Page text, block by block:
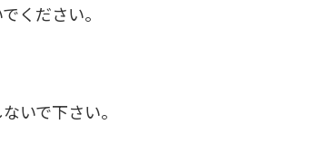
ください。
いで下さい。